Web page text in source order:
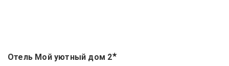
Отель Мой уютный дом 2★